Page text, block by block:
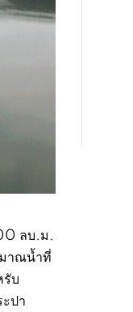
ลบ.ม.
าณน้ำที่
บ
ปา